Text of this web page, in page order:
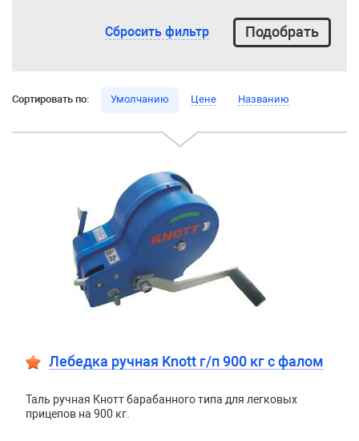
Сбросить фильтр
Сортировать по: Умолчанию Цене Названию
Лебедка ручная Knott г/п 900 кг c фалом
Таль ручная Кнотт барабанного типа для легковых
прицепов на 900 кг.